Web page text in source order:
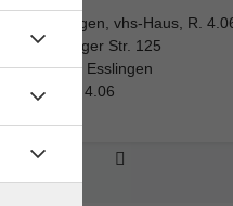
Esslingen, vhs-Haus, R.
Mettinger Str. 125
73728 Esslingen
Raum 4.06